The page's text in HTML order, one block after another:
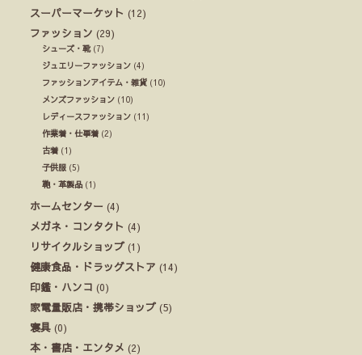
スーパーマーケット (12)
ファッション (29)
シューズ・靴(7)
ジュエリーファッション (4)
ファッションアイテム・雑貨 (10)
メンズファッション (10)
レディースファッション (11)
作業着・仕事着 (2)
古着 (1)
子供服 (5)
鞄・革製品 (1)
ホームセンター (4)
メガネ・コンタクト (4)
リサイクルショップ (1)
健康食品・ドラッグストア (14)
印鑑・ハンコ (0)
家電量販店・携帯ショップ (5)
寝具 (0)
本・書店・エンタメ (2)